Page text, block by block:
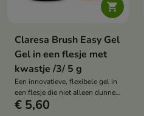

Claresa Brush Easy Gel
Gel in een flesje met
kwastje /3/ 5 g
Een innovatieve, flexibele gel in
een flesje die niet alleen dunne,
verzwakte nagels verhardt en
€ 5,60